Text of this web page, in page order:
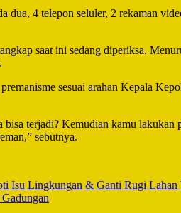
dua, 4 telepon seluler, 2 rekaman
saat ini sedang diperiksa.
sesuai arahan Kepala
terjadi? Kemudian kamu
sebutnya.
Isu Lingkungan & Ganti Rugi Lahan